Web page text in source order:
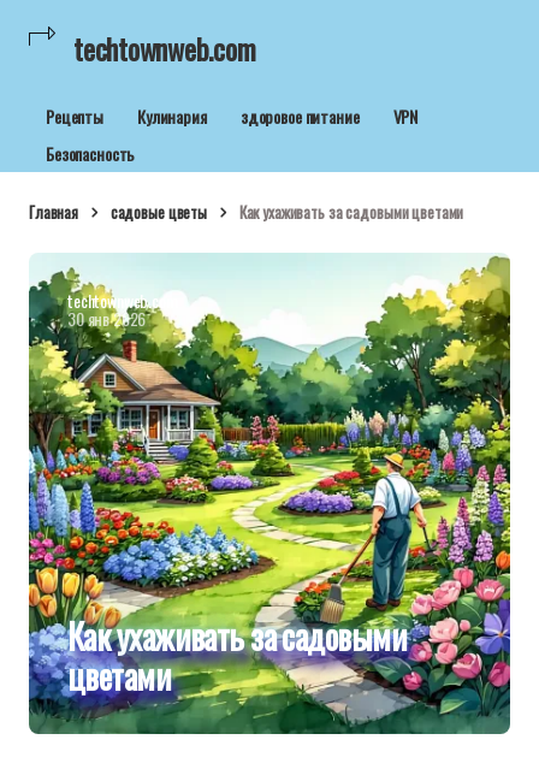
techtownweb.com
Рецепты Кулинария здоровое питание
VPN
Безопасность
Главная садовые цветы Как ухаживать за садовыми цветами
techtownweb.com
30 янв 2026
Как ухаживать за садовыми
цветами